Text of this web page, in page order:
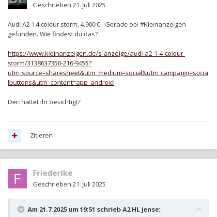
Geschrieben 21. Juli 2025
Audi A2 1.4 colour.storm, 4.900 € - Gerade bei #Kleinanzeigen
gefunden. Wie findest du das?
https://www.kleinanzeigen.de/s-anzeige/audi-a2-1-4-colour-
storm/3138637350-216-9455?
utm_source=sharesheet&utm_medium=social&utm_campaign=socia
lbuttons&utm_content=app_android
Den hattet ihr besichtigt?
Zitieren
Friederike
Geschrieben 21. Juli 2025
Am 21.7.2025 um 19:51 schrieb A2 HL jense: